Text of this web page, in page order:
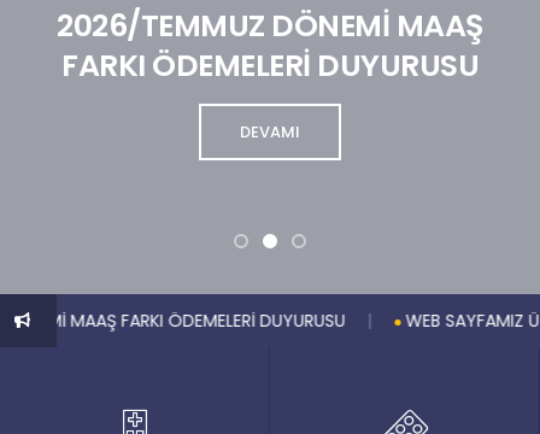
2026/TEMMUZ DÖNEMİ MAAŞ
FARKI ÖDEMELERİ DUYURUSU
DEVAMI
MAAŞ FARKI ÖDEMELERİ DUYURUSU | WEB SAYFAMIZ